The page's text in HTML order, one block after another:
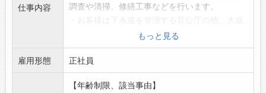
仕事内容
調査や清掃、修繕工事などを行います。
模な工場を保有する
民間会社様です。
・高圧洗浄車、吸引車、修繕ロボット等を使用
して、道路を掘削す
ることなく、マンホールから作業を行いま
もっと見る
雇用形態 正社員
【年齢制限、該当事由】